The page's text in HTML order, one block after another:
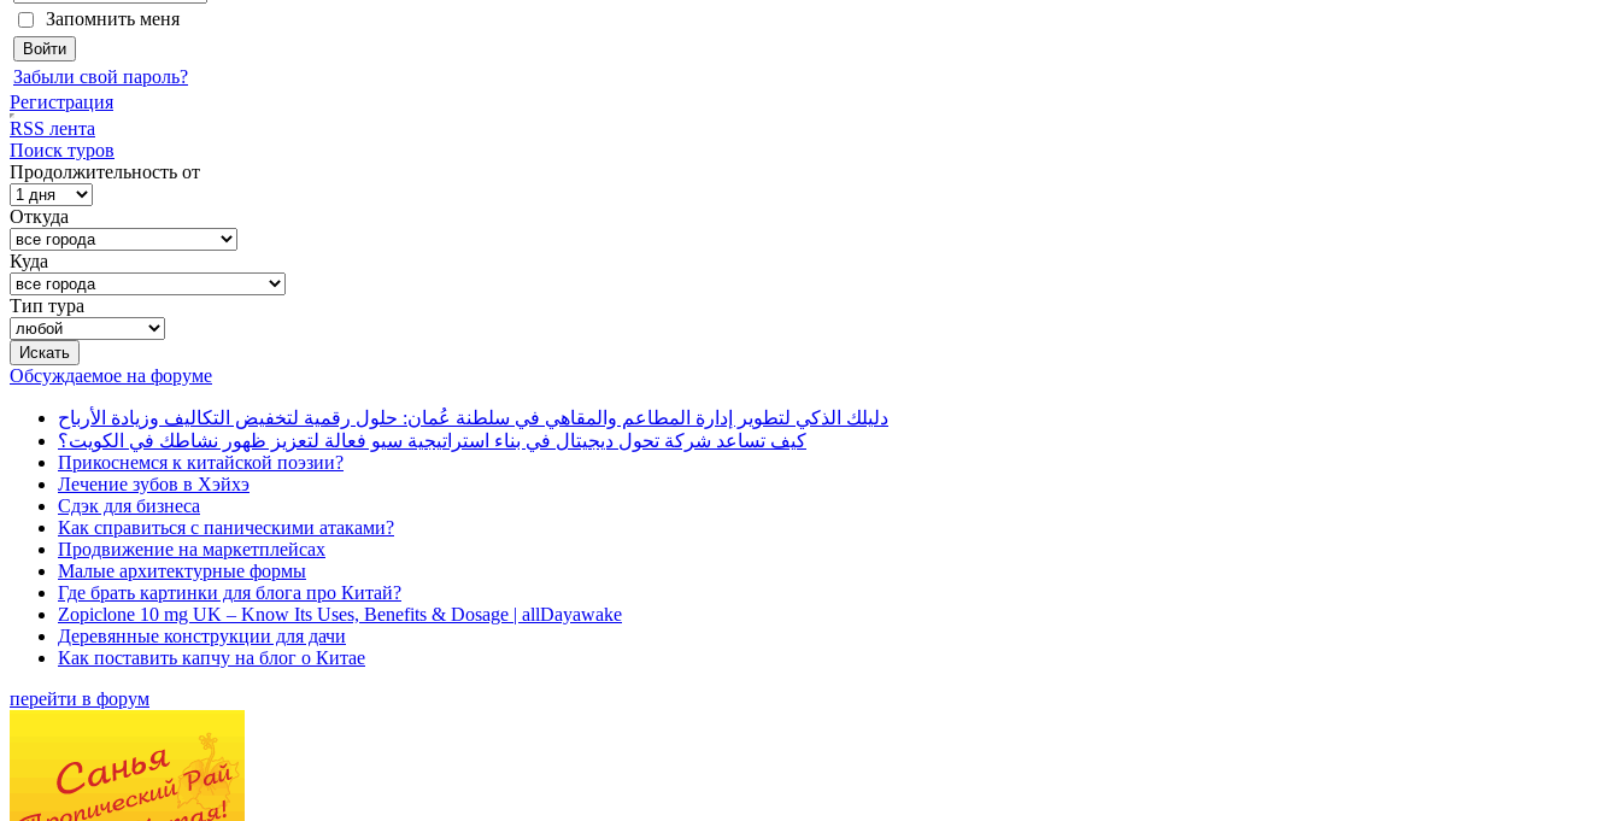
Запомнить меня
Забыли свой пароль?
Регистрация
RSS лента
Поиск туров
Продолжительность от
Откуда
Куда
Тип тура
Обсуждаемое на форуме
دليلك الذكي لتطوير إدارة المطاعم والمقاهي في سلطنة عُمان: حلول رقمية لتخفيض التكاليف وزيادة الأرباح
كيف تساعد شركة تحول ديجيتال في بناء استراتيجية سيو فعالة لتعزيز ظهور نشاطك في الكويت؟
Прикоснемся к китайской поэзии?
Лечение зубов в Хэйхэ
Сдэк для бизнеса
Как справиться с паническими атаками?
Продвижение на маркетплейсах
Малые архитектурные формы
Где брать картинки для блога про Китай?
Zopiclone 10 mg UK – Know Its Uses, Benefits & Dosage | allDayawake
Деревянные конструкции для дачи
Как поставить капчу на блог о Китае
перейти в форум